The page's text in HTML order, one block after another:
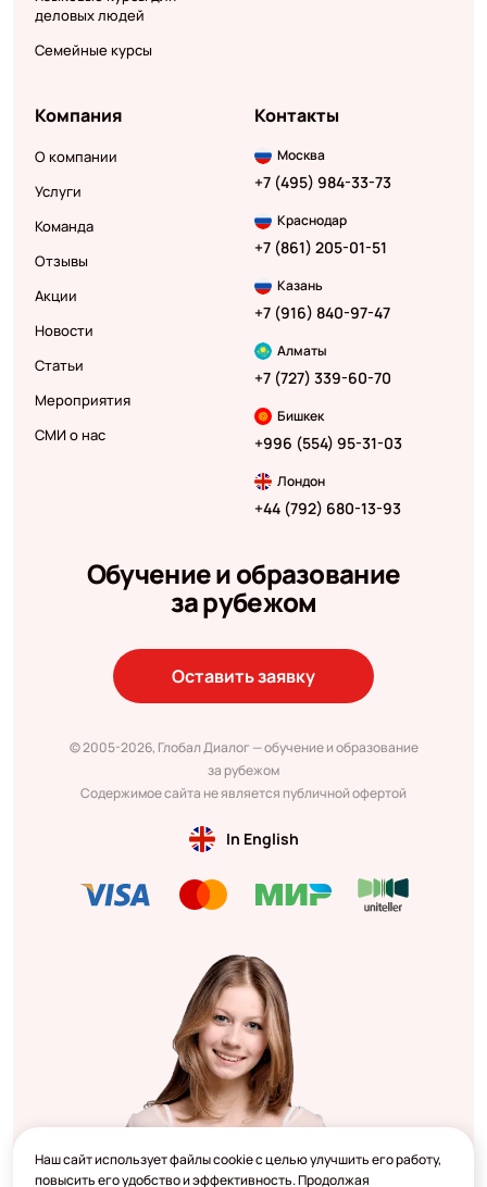
деловых людей
Семейные курсы
Компания
О компании
Услуги
Команда
Отзывы
Акции
Новости
Статьи
Мероприятия
СМИ о нас
Контакты
Москва
+7 (495) 984-33-73
Краснодар
+7 (861) 205-01-51
Казань
+7 (916) 840-97-47
Алматы
+7 (727) 339-60-70
Бишкек
+996 (554) 95-31-03
Лондон
+44 (792) 680-13-93
Обучение и образование
за рубежом
Оставить заявку
© 2005-2026, Глобал Диалог — обучение и образование
за рубежом
Содержимое сайта не является публичной офертой
In English
Наш сайт использует файлы cookie с целью улучшить его работу,
повысить его удобство и эффективность. Продолжая